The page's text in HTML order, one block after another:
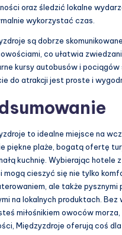
oraz śledzić lokalne
wykorzystać czas.
są dobrze
co ułatwia
kursy autobusów i pociągów
do atrakcji jest proste i
to idealne miejsce na
piękne plaże, bogatą ofertę
kuchnię. Wybierając hotele
mogą cieszyć się nie tylko
ale także pysznymi
na lokalnych produktach. Bez
miłośnikiem owoców
Międzyzdroje oferują coś dla